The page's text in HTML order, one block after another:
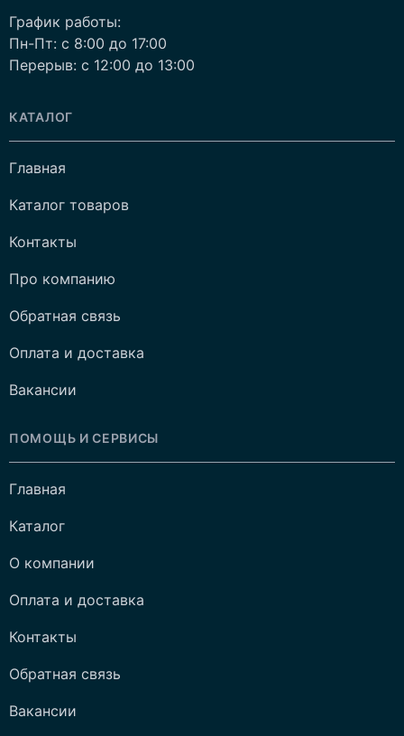
График работы:
Пн-Пт: c 8:00 до 17:00
Перерыв: c 12:00 до 13:00
КАТАЛОГ
Главная
Каталог товаров
Контакты
Про компанию
Обратная связь
Оплата и доставка
Вакансии
ПОМОЩЬ И СЕРВИСЫ
Главная
Каталог
О компании
Оплата и доставка
Контакты
Обратная связь
Вакансии